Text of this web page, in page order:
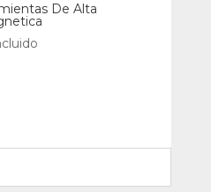
De Alta